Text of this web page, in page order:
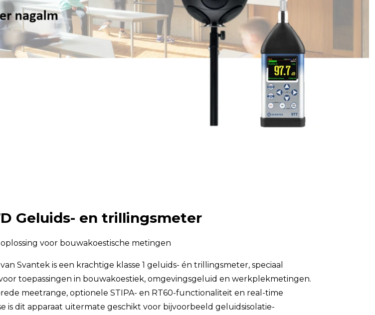
gasdetectie
gasdetectie
gasdetectie
Stof
Handheld stofmeters
Persoonlijke stofmonitoren
Verplaatsbare stofmeters
Passieve Personal Samplers
Filter- en buishouders
Geluids- en trillingsmeter
voor bouwakoestische metingen
Svantek is een krachtige klasse 1 geluids- én trillingsmeter, speciaal
toepassingen in bouwakoestiek, omgevingsgeluid en werkplekmetingen.
meetrange, optionele STIPA- en RT60-functionaliteit en real-time
is dit apparaat uitermate geschikt voor bijvoorbeeld geluidsisolatie-